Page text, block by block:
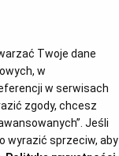
Twoje dane
w
w serwisach
zgody, chcesz
Jeśli
wyrazić sprzeciw, aby